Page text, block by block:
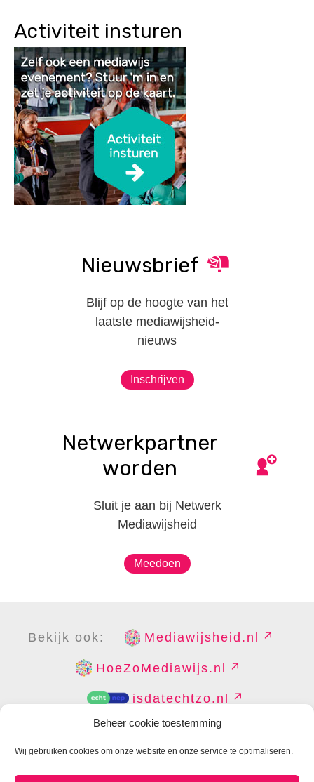
Beheer cookie toestemming
Wij gebruiken cookies om onze website en onze service te optimaliseren.
Activiteit insturen
Nieuwsbrief
Blijf op de hoogte van het
laatste mediawijsheid-
nieuws
Inschrijven
Netwerkpartner
worden
Sluit je aan bij Netwerk
Mediawijsheid
Meedoen
Bekijk ook: Mediawijsheid.nl
HoeZoMediawijs.nl
isdatechtzo.nl